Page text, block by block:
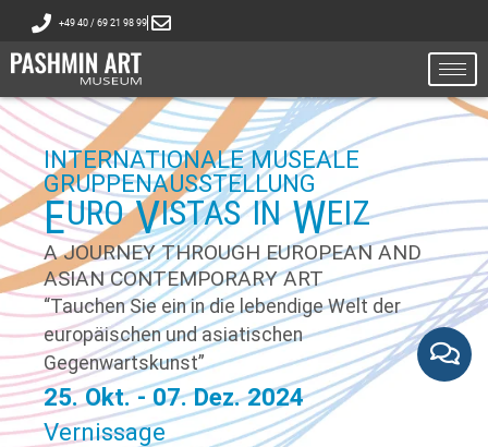
+49 40 / 69 21 98 99
INTERNATIONALE MUSEALE
GRUPPENAUSSTELLUNG
EURO VISTAS IN WEIZ
A JOURNEY THROUGH EUROPEAN AND
ASIAN CONTEMPORARY ART
“Tauchen Sie ein in die lebendige Welt der
europäischen und asiatischen
Gegenwartskunst”
25. Okt. - 07. Dez. 2024
Vernissage